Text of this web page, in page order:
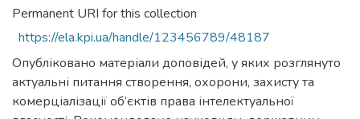
Permanent URI for this collection
https://ela.kpi.ua/handle/123456789/48187
Опубліковано матеріали доповідей, у яких розглянуто
актуальні питання створення, охорони, захисту та
комерціалізації об’єктів права інтелектуальної